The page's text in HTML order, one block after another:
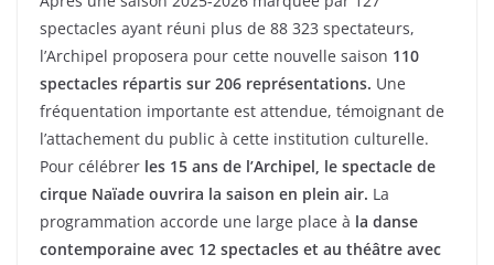
k
spectacles ayant réuni plus de 88 323 spectateurs,
l’Archipel proposera pour cette nouvelle saison 110
spectacles répartis sur 206 représentations. Une
fréquentation importante est attendue, témoignant de
l’attachement du public à cette institution culturelle.
Pour célébrer les 15 ans de l’Archipel, le spectacle de
cirque Naïade ouvrira la saison en plein air. La
programmation accorde une large place à la danse
contemporaine avec 12 spectacles et au théâtre avec